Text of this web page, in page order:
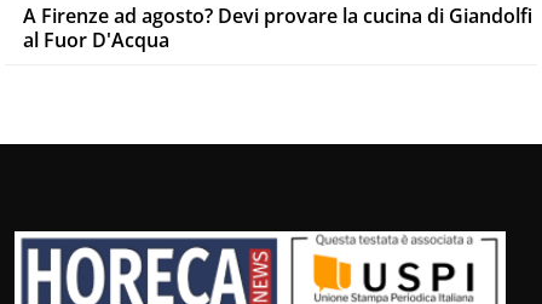
A Firenze ad agosto? Devi provare la cucina di Giandolfi
al Fuor D'Acqua